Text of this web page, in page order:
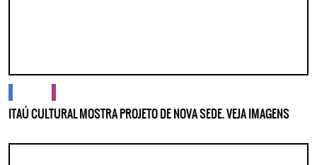
ITAÚ CULTURAL MOSTRA PROJETO DE NOVA SEDE. VEJA IMAGENS